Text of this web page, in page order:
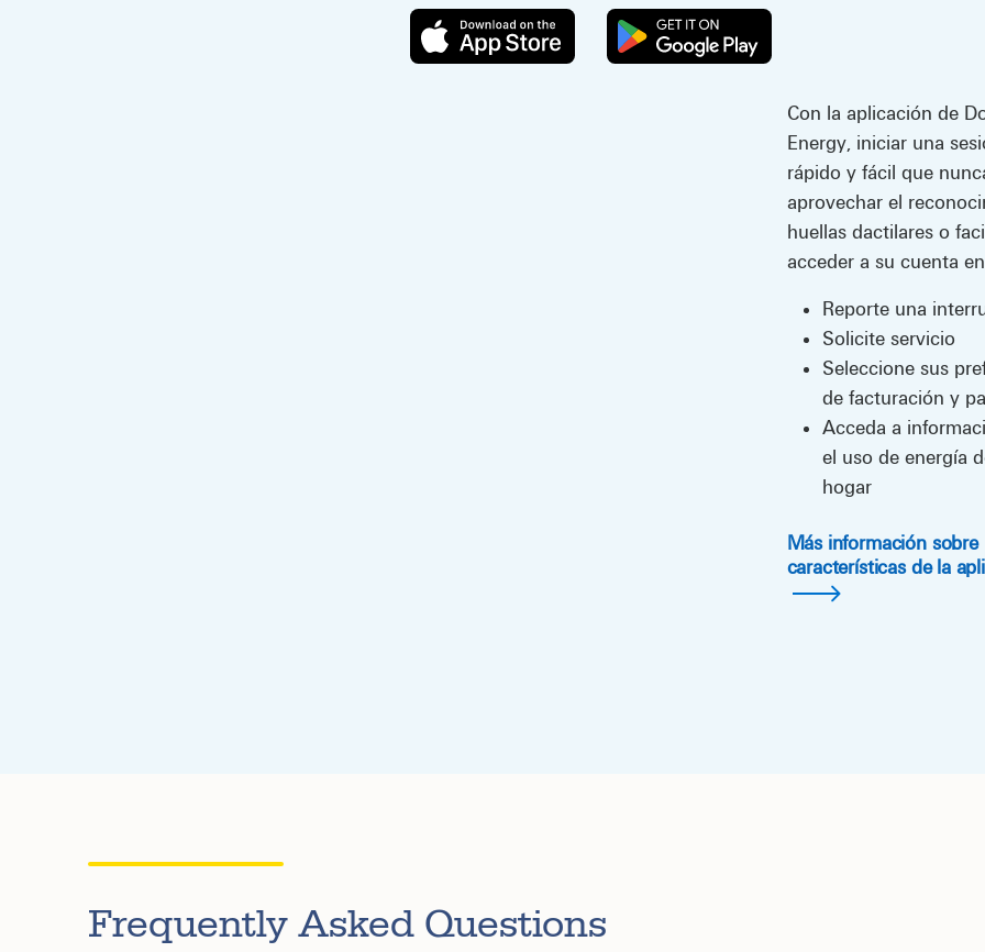
Con la aplicación de
Energy, iniciar una
rápido y fácil que
aprovechar el
huellas dactilares o
acceder a su cuenta
Reporte una
Solicite servicio
Seleccione sus
de facturación y
Acceda a
el uso de energía
hogar
Más información sobre
características de la
Frequently Asked Questions